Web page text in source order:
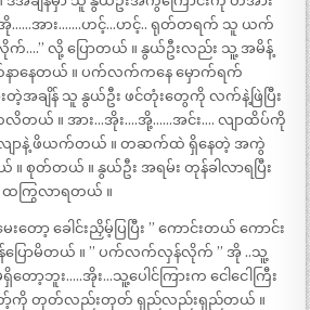
အို……အား…….ဟင့်…ဟင့်.. ရုတ်တရက် သူ ယက်
က်….” လို့ ပြောတယ် ။ နွယ်ဦးလည်း သူ့ အမိန့်
နေတယ် ။ ပက်လက်ကနေ မှောက်ရက်
အချိန် သူ နွယ်ဦး ဖင်တုံးတွေကို လက်နဲ့ဖြဲပြီး
လိတယ် ။ အား…အိုး….အို့……အင်း…. လျာထိပ်ကို
ျာနဲ့ ဖိယက်တယ် ။ တဆက်ထဲ ရှိနေတဲ့ အကွဲ
စုတ်တယ် ။ နွယ်ဦး အရမ်း တုန်ခါလာရပြီး
ထကြွလာရတယ် ။
တော့ ခေါင်းညှိမ့်ပြပြီး ” ကောင်းတယ် ကောင်း
ြောမိတယ် ။ ” ပက်လက်လှန်လိုက် ” အို ..သူ့
ာ့ဘူး…..အိုး…သူ့ပေါင်ကြားက ငေါငေါကြီး
တော့်ကို တုတ်လည်းတုတ် ရှည်လည်းရှည်တယ် ။